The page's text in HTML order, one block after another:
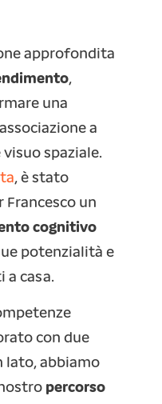
approfondita
,
una
a
spaziale.
, è stato
un
cognitivo
potenzialità e
a casa.
con due
lato, abbiamo
percorso